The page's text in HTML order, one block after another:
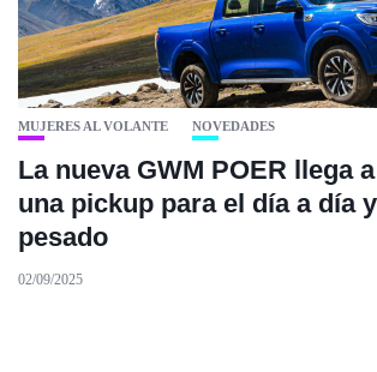
MUJERES AL VOLANTE NOVEDADES
La nueva GWM POER llega
una pickup para el día a día
pesado
02/09/2025